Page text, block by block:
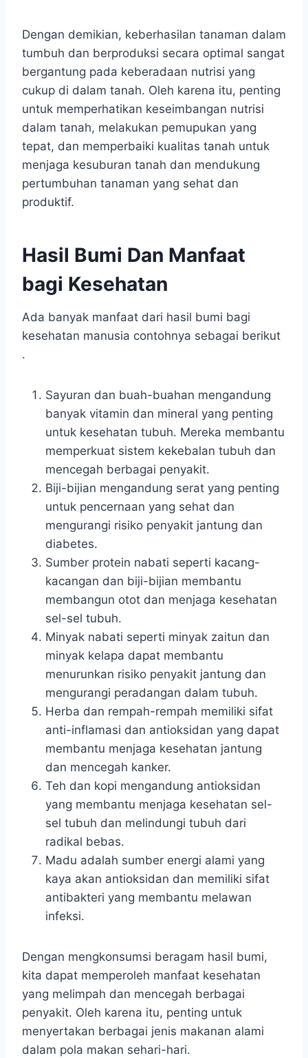
Dengan demikian, keberhasilan tanaman dalam
tumbuh dan berproduksi secara optimal sangat
bergantung pada keberadaan nutrisi yang
cukup di dalam tanah. Oleh karena itu, penting
untuk memperhatikan keseimbangan nutrisi
dalam tanah, melakukan pemupukan yang
tepat, dan memperbaiki kualitas tanah untuk
menjaga kesuburan tanah dan mendukung
pertumbuhan tanaman yang sehat dan
produktif.
Hasil Bumi Dan Manfaat
bagi Kesehatan
Ada banyak manfaat dari hasil bumi bagi
kesehatan manusia contohnya sebagai berikut
.
Sayuran dan buah-buahan mengandung
banyak vitamin dan mineral yang penting
untuk kesehatan tubuh. Mereka membantu
memperkuat sistem kekebalan tubuh dan
mencegah berbagai penyakit.
Biji-bijian mengandung serat yang penting
untuk pencernaan yang sehat dan
mengurangi risiko penyakit jantung dan
diabetes.
Sumber protein nabati seperti kacang-
kacangan dan biji-bijian membantu
membangun otot dan menjaga kesehatan
sel-sel tubuh.
Minyak nabati seperti minyak zaitun dan
minyak kelapa dapat membantu
menurunkan risiko penyakit jantung dan
mengurangi peradangan dalam tubuh.
Herba dan rempah-rempah memiliki sifat
anti-inflamasi dan antioksidan yang dapat
membantu menjaga kesehatan jantung
dan mencegah kanker.
Teh dan kopi mengandung antioksidan
yang membantu menjaga kesehatan sel-
sel tubuh dan melindungi tubuh dari
radikal bebas.
Madu adalah sumber energi alami yang
kaya akan antioksidan dan memiliki sifat
antibakteri yang membantu melawan
infeksi.
Dengan mengkonsumsi beragam hasil bumi,
kita dapat memperoleh manfaat kesehatan
yang melimpah dan mencegah berbagai
penyakit. Oleh karena itu, penting untuk
menyertakan berbagai jenis makanan alami
dalam pola makan sehari-hari.